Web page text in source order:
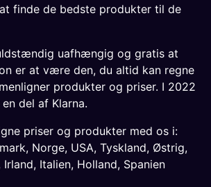
finde de bedste produkter til de
uafhængig og gratis at
er at være den, du altid kan regne
produkter og priser. I 2022
del af Klarna.
priser og produkter med os i:
, Norge, USA, Tyskland, Østrig,
Irland, Italien, Holland, Spanien